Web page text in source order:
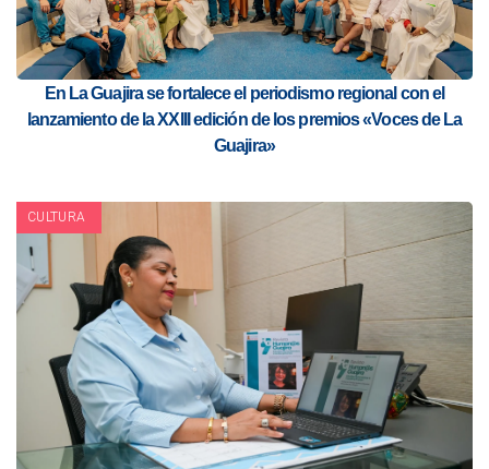
En La Guajira se fortalece el periodismo regional con el
lanzamiento de la XXIII edición de los premios «Voces de La
Guajira»
CULTURA